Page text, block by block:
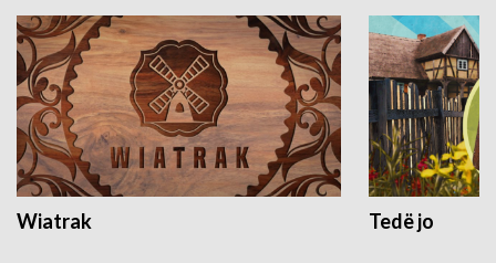
Wiatrak Tedë jo